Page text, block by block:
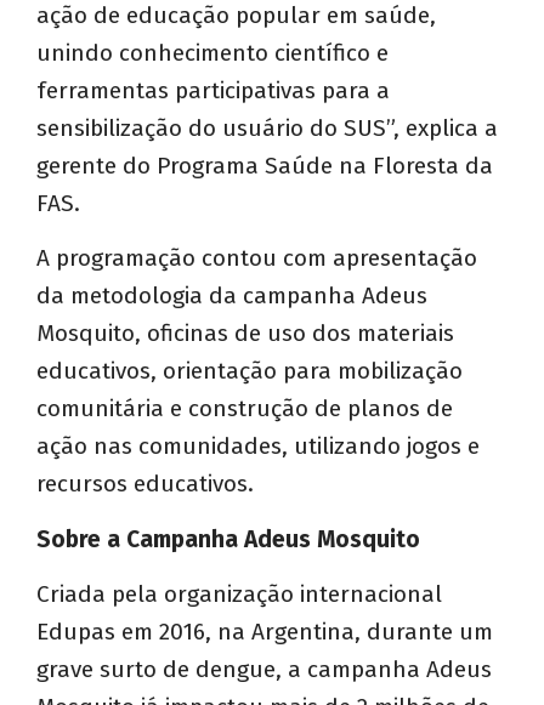
ação de educação popular em saúde,
unindo conhecimento científico e
ferramentas participativas para a
sensibilização do usuário do SUS”, explica a
gerente do Programa Saúde na Floresta da
FAS.
A programação contou com apresentação
da metodologia da campanha Adeus
Mosquito, oficinas de uso dos materiais
educativos, orientação para mobilização
comunitária e construção de planos de
ação nas comunidades, utilizando jogos e
recursos educativos.
Sobre a Campanha Adeus Mosquito
Criada pela organização internacional
Edupas em 2016, na Argentina, durante um
grave surto de dengue, a campanha Adeus